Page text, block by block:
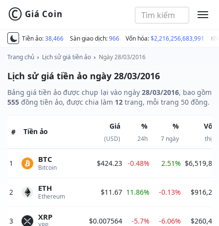
Tiền ảo:38,466 Sàn giao dịch:966 Vốn hóa:$2,216,256,683,991
© Giá Coin
Trang chủ › Lịch sử giá tiền ảo › Ngày 28/03/2016
Lịch sử giá tiền ảo ngày 28/03/2016
Bảng giá tiền ảo được chụp lại vào ngày 28/03/2016, bao gồm
555 đồng tiền ảo, được chia làm 12 trang, mỗi trang 50 đồng.
# Tiền ảo
Giá
(USD)
%
24h
%
7 ngày
Vốn
thị
1 Bitcoin
BTC $424.23 -0.48% 2.51%
2 Ethereum
ETH $11.67 11.86% -0.13%
3 XRP $0.007564 -5.7% -6.06%